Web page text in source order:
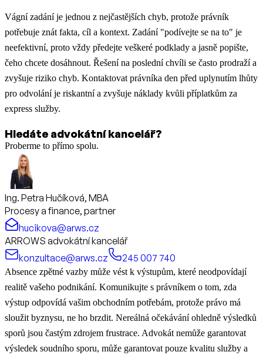
Vágní zadání je jednou z nejčastějších chyb, protože právník
potřebuje znát fakta, cíl a kontext. Zadání "podívejte se na to" je
neefektivní, proto vždy předejte veškeré podklady a jasně popište,
čeho chcete dosáhnout. Řešení na poslední chvíli se často prodraží a
zvyšuje riziko chyb. Kontaktovat právníka den před uplynutím lhůty
pro odvolání je riskantní a zvyšuje náklady kvůli příplatkům za
express služby.
Hledáte advokátní kancelář?
Proberme to přímo spolu.
Ing. Petra Hučíková, MBA
Procesy a finance, partner
hucikova@arws.cz
ARROWS advokátní kancelář
konzultace@arws.cz
245 007 740
Absence zpětné vazby může vést k výstupům, které neodpovídají
realitě vašeho podnikání. Komunikujte s právníkem o tom, zda
výstup odpovídá vašim obchodním potřebám, protože právo má
sloužit byznysu, ne ho brzdit. Nereálná očekávání ohledně výsledků
sporů jsou častým zdrojem frustrace. Advokát nemůže garantovat
výsledek soudního sporu, může garantovat pouze kvalitu služby a